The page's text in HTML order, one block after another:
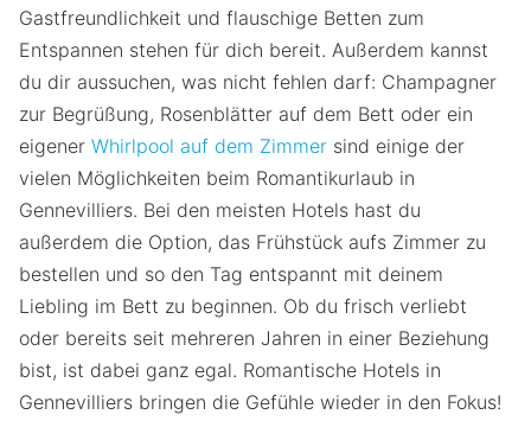
Gastfreundlichkeit und flauschige Betten zum
Entspannen stehen für dich bereit. Außerdem kannst
du dir aussuchen, was nicht fehlen darf: Champagner
zur Begrüßung, Rosenblätter auf dem Bett oder ein
eigener Whirlpool auf dem Zimmer sind einige der
vielen Möglichkeiten beim Romantikurlaub in
Gennevilliers. Bei den meisten Hotels hast du
außerdem die Option, das Frühstück aufs Zimmer zu
bestellen und so den Tag entspannt mit deinem
Liebling im Bett zu beginnen. Ob du frisch verliebt
oder bereits seit mehreren Jahren in einer Beziehung
bist, ist dabei ganz egal. Romantische Hotels in
Gennevilliers bringen die Gefühle wieder in den Fokus!